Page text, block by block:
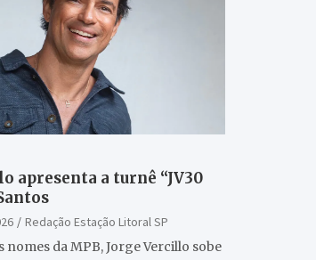
apresenta a turnê “JV30
Redação Estação Litoral SP
nomes da MPB, Jorge Vercillo sobe